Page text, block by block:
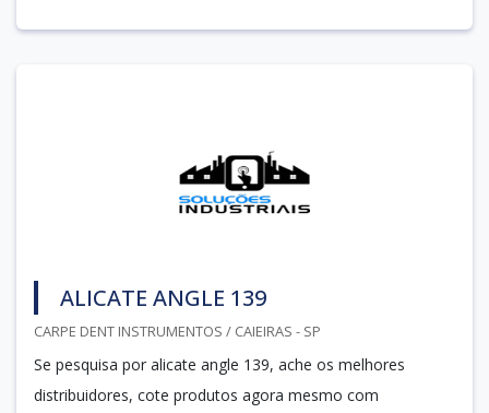
ALICATE ANGLE 139
CARPE DENT INSTRUMENTOS / CAIEIRAS - SP
Se pesquisa por alicate angle 139, ache os melhores
distribuidores, cote produtos agora mesmo com